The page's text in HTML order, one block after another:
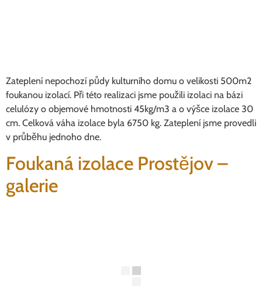
Zateplení nepochozí půdy kulturního domu o velikosti 500m2
foukanou izolací. Při této realizaci jsme použili izolaci na bázi
celulózy o objemové hmotnosti 45kg/m3 a o výšce izolace 30
cm. Celková váha izolace byla 6750 kg. Zateplení jsme provedli
v průběhu jednoho dne.
Foukaná izolace Prostějov –
galerie